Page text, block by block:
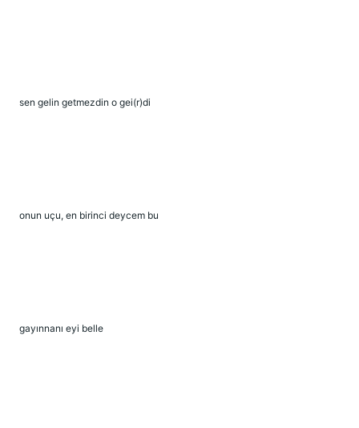
sen gelin getmezdin o gei(r)di
onun uçu, en birinci deycem bu
gayınnanı eyi belle